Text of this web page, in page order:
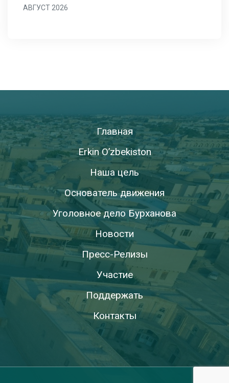
АВГУСТ 2026
Главная
Erkin O’zbekiston
Наша цель
Основатель движения
Уголовное дело Бурханова
Новости
Пресс-Релизы
Участие
Поддержать
Контакты